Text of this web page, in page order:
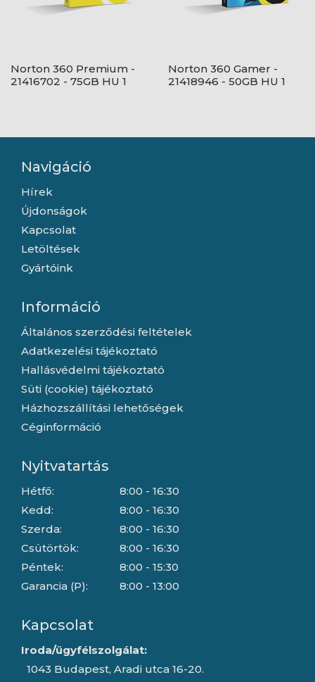
Norton 360 Premium -
21416702 - 75GB HU 1
Norton 360 Gamer -
21418946 - 50GB HU 1
Navigáció
Hírek
Újdonságok
Kapcsolat
Letöltések
Gyártóink
Információ
Általános szerződési feltételek
Adatkezelési tájékoztató
Hallásvédelmi tájékoztató
Süti (cookie) tájékoztató
Házhozszállítási lehetőségek
Céginformáció
Nyitvatartás
Hétfő:
Kedd:
Szerda:
Csütörtök:
Péntek:
Garancia (P):
8:00 - 16:30
8:00 - 16:30
8:00 - 16:30
8:00 - 16:30
8:00 - 15:30
8:00 - 13:00
Kapcsolat
Iroda/ügyfélszolgálat:
1043 Budapest, Aradi utca 16-20.